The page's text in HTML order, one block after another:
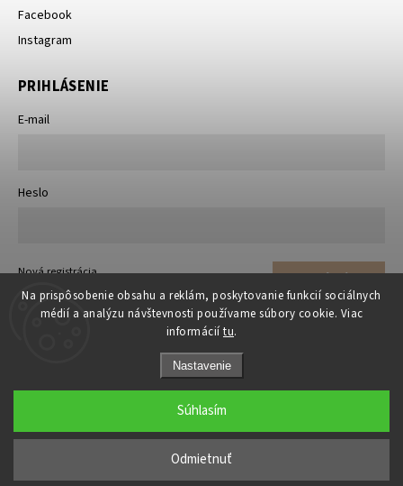
Na prispôsobenie obsahu a reklám, poskytovanie funkcií sociálnych
médií a analýzu návštevnosti používame súbory cookie. Viac
informácií tu.
Nastavenie
Odmietnuť
Súhlasím
Facebook
Instagram
PRIHLÁSENIE
E-mail
Heslo
Prihlásiť sa
Nová registrácia
Zabudnuté heslo
Upraviť nastavenie cookies